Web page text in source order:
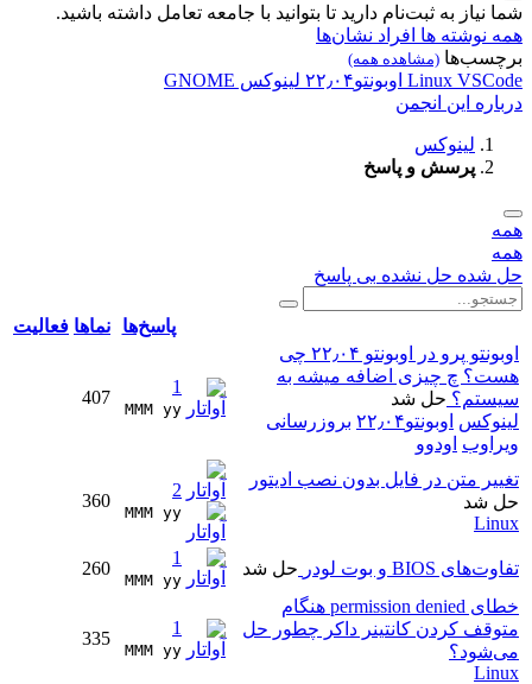
شما نیاز به ثبت‌نام دارید تا بتوانید با جامعه تعامل داشته باشید.
همه نوشته ها افراد نشان‌ها
برچسب‌ها (مشاهده همه)
Linux VSCode اوبونتو۲۲٫۰۴ لینوکس GNOME
درباره این انجمن
لینوکس
پرسش و پاسخ
همه
همه
حل شده حل نشده بی پاسخ
پاسخ‌ها نماها فعالیت
اوبونتو پرو در اوبونتو ۲۲٫۰۴ چی
هست؟ چ چیزی اضافه میشه به
سیستم؟ حل شد
لینوکس اوبونتو۲۲٫۰۴
بروزرسانی
ویراوب اودوو
1
MMM yy
407
تغییر متن در فایل بدون نصب ادیتور
حل شد
Linux
2
MMM yy
360
تفاوت‌های BIOS و بوت لودر حل شد
1
MMM yy
260
خطای permission denied هنگام
متوقف کردن کانتینر داکر چطور حل
می‌شود؟
Linux
1
MMM yy
335